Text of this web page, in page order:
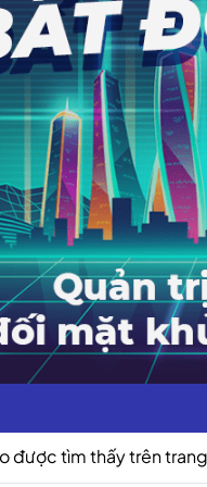
được tìm thấy trên